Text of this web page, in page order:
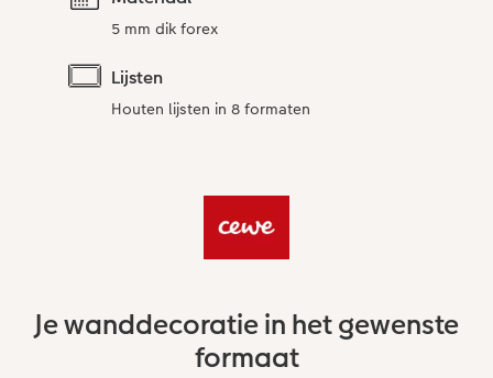
5 mm dik forex
Lijsten
Houten lijsten in 8 formaten
Je wanddecoratie in het gewenste
formaat